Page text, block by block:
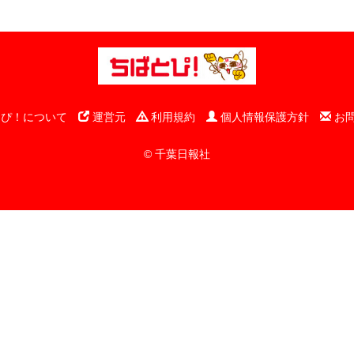
！について 運営元 利用規約 個人情報保護方針 お
© 千葉日報社